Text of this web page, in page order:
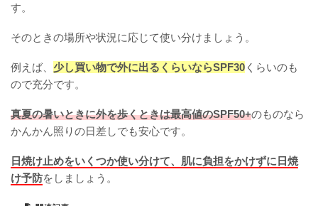
す。
そのときの場所や状況に応じて使い分けましょう。
例えば、 少し買い物で外に出るくらいならSPF30 くらいのも
ので充分です。
真夏の暑いときに外を歩くときは最高値のSPF50+のものなら
かんかん照りの日差しでも安心です。
日焼け止めをいくつか使い分けて、肌に負担をかけずに日焼
け予防をしましょう。